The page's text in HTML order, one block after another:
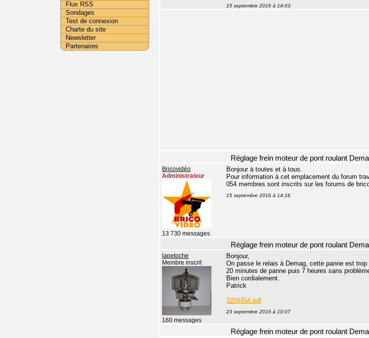
15 septembre 2016 à 14:03
Réglage frein moteur de pont roulant
Bricovidéo
Administrateur
13 730 messages
Bonjour à toutes et à tous.
Pour information à cet emplacement du forum
054 membres sont inscrits sur les forums de
15 septembre 2016 à 14:16
Réglage frein moteur de pont roulant
lapetoche
Membre inscrit
160 messages
Bonjour,
On passe le relais à Demag, cette panne est trop
20 minutes de panne puis 7 heures sans
Bien cordialement.
Patrick
3204454.pdf
23 septembre 2016 à 10:07
Réglage frein moteur de pont roulant
Flux RSS
Sondages
Test de connexion
Charte du site
Newsletter
Partenaires